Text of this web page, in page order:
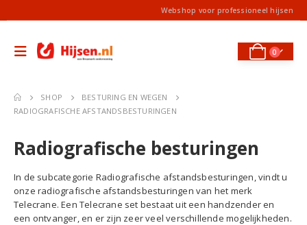
Webshop voor professioneel hijsen
0
SHOP
BESTURING EN WEGEN
RADIOGRAFISCHE AFSTANDSBESTURINGEN
Radiografische besturingen
In de subcategorie Radiografische afstandsbesturingen, vindt u
onze radiografische afstandsbesturingen van het merk
Telecrane. Een Telecrane set bestaat uit een handzender en
een ontvanger, en er zijn zeer veel verschillende mogelijkheden.